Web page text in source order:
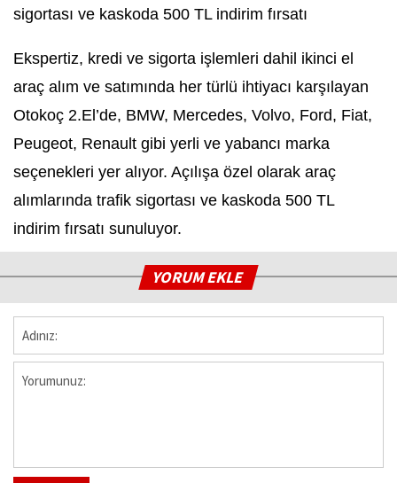
sigortası ve kaskoda 500 TL indirim fırsatı
Ekspertiz, kredi ve sigorta işlemleri dahil ikinci el
araç alım ve satımında her türlü ihtiyacı karşılayan
Otokoç 2.El’de, BMW, Mercedes, Volvo, Ford, Fiat,
Peugeot, Renault gibi yerli ve yabancı marka
seçenekleri yer alıyor. Açılışa özel olarak araç
alımlarında trafik sigortası ve kaskoda 500 TL
indirim fırsatı sunuluyor.
YORUM EKLE